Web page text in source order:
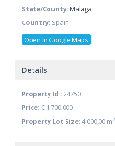
State/County: Malaga
Country: Spain
Open In Google Maps
Details
Property Id : 24750
Price: € 1.700.000
Property Lot Size: 4 000,00 m2